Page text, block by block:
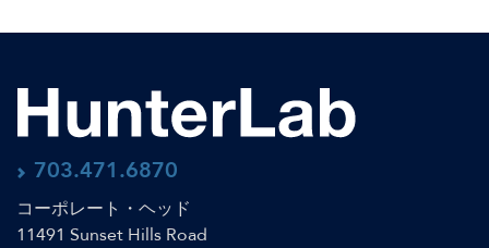
703.471.6870
コーポレート・ヘッド
11491 Sunset Hills Road